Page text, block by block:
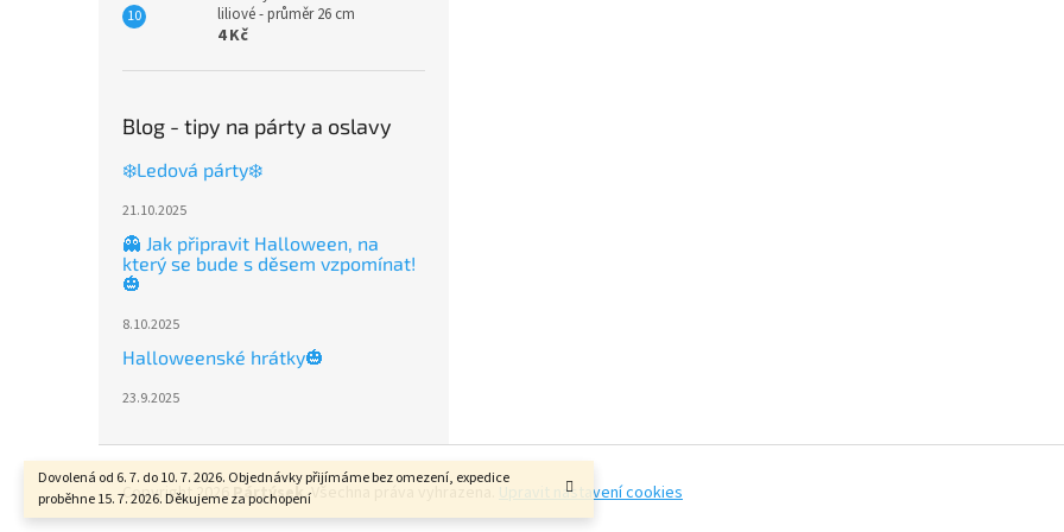
Dovolená od 6. 7. do 10. 7. 2026. Objednávky přijímáme bez omezení, expedice
proběhne 15. 7. 2026. Děkujeme za pochopení
liliové - průměr 26 cm
4 Kč
Blog - tipy na párty a oslavy
❄️Ledová párty❄️
21.10.2025
👻 Jak připravit Halloween, na
který se bude s děsem vzpomínat!
🎃
8.10.2025
Halloweenské hrátky🎃
23.9.2025
Copyright 2026Pártýsek. Všechna práva vyhrazena. Upravit nastavení cookies